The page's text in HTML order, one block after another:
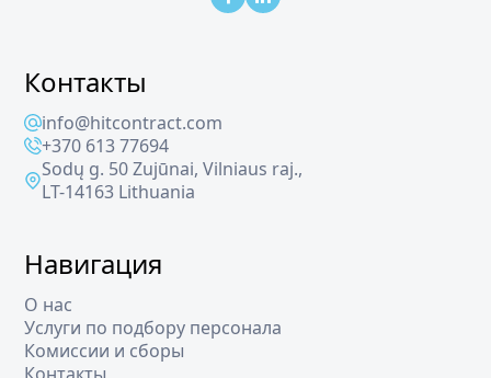
Контакты
info@hitcontract.com
+370 613 77694
Sodų g. 50 Zujūnai, Vilniaus raj.,
LT-14163 Lithuania
Навигация
О нас
Услуги по подбору персонала
Комиссии и сборы